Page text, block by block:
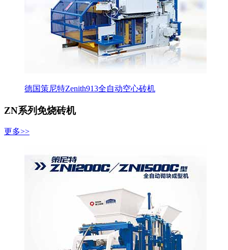
德国策尼特Zenith913全自动空心砖机
ZN系列免烧砖机
更多>>